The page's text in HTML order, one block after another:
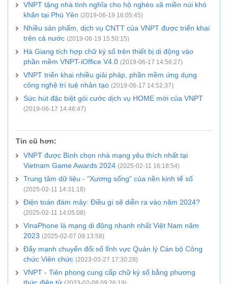
VNPT tặng nhà tình nghĩa cho hộ nghèo xã miền núi khó
khăn tại Phú Yên (2019-06-19 16:05:45)
Nhiều sản phẩm, dịch vụ CNTT của VNPT được triển khai
trên cả nước (2019-06-19 15:50:15)
Hà Giang tích hợp chữ ký số trên thiết bị di động vào
phần mềm VNPT-iOffice V4.0 (2019-06-17 14:56:27)
VNPT triển khai nhiều giải pháp, phần mềm ứng dụng
công nghệ trí tuệ nhân tạo (2019-06-17 14:52:37)
Sức hút đặc biệt gói cước dịch vụ HOME mới của VNPT
(2019-06-17 14:46:47)
Tin cũ hơn:
VNPT được Bình chọn nhà mạng yêu thích nhất tại
Vietnam Game Awards 2024 (2025-02-11 16:18:54)
Trung tâm dữ liệu - "Xương sống" của nền kinh tế số
(2025-02-11 14:31:18)
Điện toán đám mây: Điều gì sẽ diễn ra vào năm 2024?
(2025-02-11 14:05:08)
VinaPhone là mạng di động nhanh nhất Việt Nam năm
2023 (2025-02-07 09:13:58)
Đẩy mạnh chuyển đổi số lĩnh vực Quản lý Cán bộ Công
chức Viên chức (2023-03-27 17:30:28)
VNPT - Tiên phong cung cấp chữ ký số bằng phương